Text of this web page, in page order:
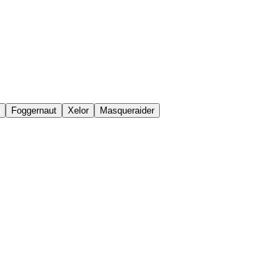
Foggernaut Xelor
Masqueraider